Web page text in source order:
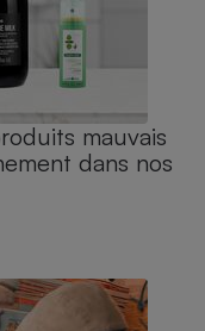
mauvais
dans nos